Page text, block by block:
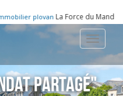
plovanLa Force du Mandat
Toggle
partagé"